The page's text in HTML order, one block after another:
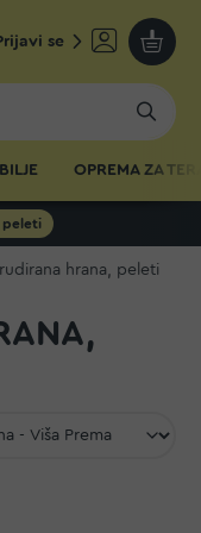
se
Moja
OPREMA ZA
peleti
hrana, peleti